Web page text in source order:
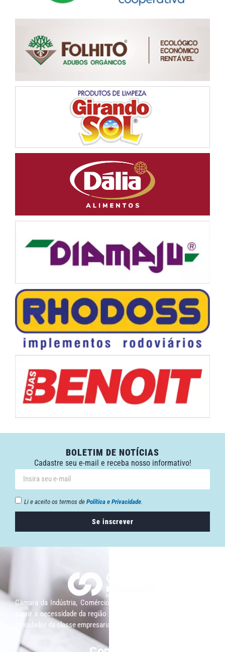
BOLETIM DE NOTÍCIAS
Cadastre seu e-mail e receba nosso informativo!
Li e aceito os termos de Política e Privacidade.
Se inscrever
Câmara da Indústria, Comércio e Serviços surgiu em 2005, para
suprir a necessidade da região de ter um organismo que fosse o
articulador da classe empresarial.